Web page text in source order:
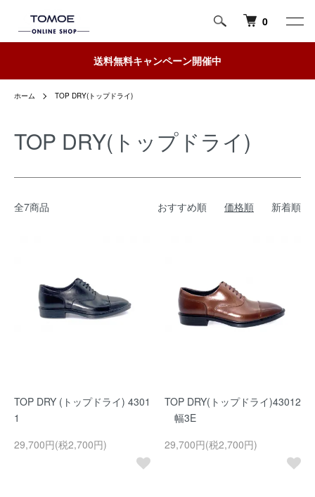
0
送料無料キャンペーン開催中
ホーム TOP DRY(トップドライ)
TOP DRY(トップドライ)
全7商品 おすすめ順 価格順 新着順
TOP DRY (トップドライ) 4301
1
29,700円(税2,700円)
TOP DRY(トップドライ)43012
幅3E
29,700円(税2,700円)